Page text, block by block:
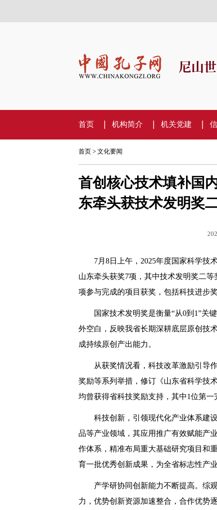
尼山
首页 机构简介 机关党建
首页> 文化要闻
首创核心技术填补国
东牵头获技术发明奖
7月8日上午，2025年度国家科学技
山东牵头获奖7项，其中技术发明奖二
项参与完成的项目获奖，包括科技进步
国家技术发明奖是衡量“从0到1”关
外空白，反映我省长期深耕底层原创技
成持续原创产出能力。
从获奖情况看，科技改革激励引导
奖励等系列举措，修订《山东省科学技
均曾获得省科技奖励支持，其中1位第
科技创新，引领现代化产业体系建
品等产业领域，其应用推广有效赋能产
作体系，精准布局重大基础研究项目和
育一批优秀创新成果，为全省标志性产
产学研协同创新能力不断提高。综
力，优势创新资源加速整合，合作优势